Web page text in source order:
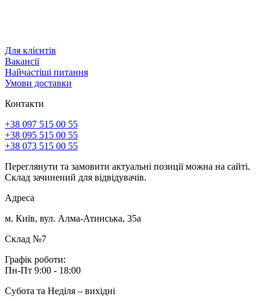
Для клієнтів
Вакансії
Найчастіші питання
Умови доставки
Контакти
+38 097 515 00 55
+38 095 515 00 55
+38 073 515 00 55
Переглянути та замовити актуальні позиції можна на сайті.
Склад зачинений для відвідувачів.
Адреса
м. Київ, вул. Алма-Атинська, 35а
Склад №7
Графік роботи:
Пн-Пт 9:00 - 18:00
Субота та Неділя – вихідні